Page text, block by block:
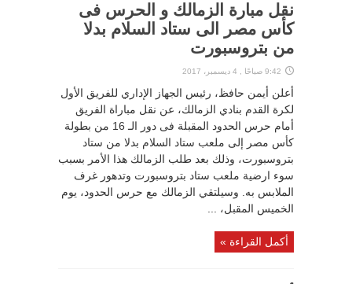
نقل مبارة الزمالك و الحرس فى
كأس مصر الى ستاد السلام بدلا
من بتروسبورت
9:42 صباحًا , 4 ديسمبر، 2017
أعلن أيمن حافظ، رئيس الجهاز الإداري للفريق الأول
لكرة القدم بنادي الزمالك، عن نقل مباراة الفريق
أمام حرس الحدود المقبلة فى دور الـ 16 من بطولة
كأس مصر إلى ملعب ستاد السلام بدلا من ستاد
بتروسبورت، وذلك بعد طلب الزمالك هذا الأمر بسبب
سوء ارضية ملعب ستاد بتروسبورت وتدهور غرف
الملابس به. وسيلتقي الزمالك مع حرس الحدود، يوم
الخميس المقبل، ...
أكمل القراءة »